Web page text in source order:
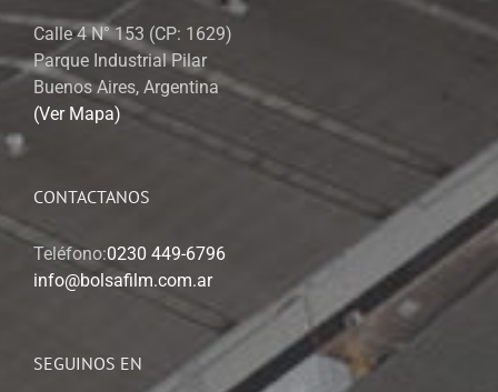
Calle 4 N° 153 (CP: 1629)
Parque Industrial Pilar
Buenos Aires, Argentina
(Ver Mapa)
CONTACTANOS
Teléfono:0230 449-6796
info@bolsafilm.com.ar
SEGUINOS EN